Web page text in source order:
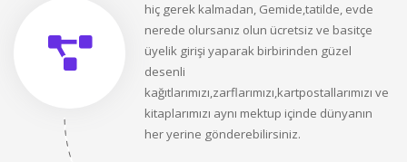
hiç gerek kalmadan, Gemide,tatilde, evde
nerede olursanız olun ücretsiz ve basitçe
üyelik girişi yaparak birbirinden güzel
desenli
kağıtlarımızı,zarflarımızı,kartpostallarımızı ve
kitaplarımızı aynı mektup içinde dünyanın
her yerine gönderebilirsiniz.